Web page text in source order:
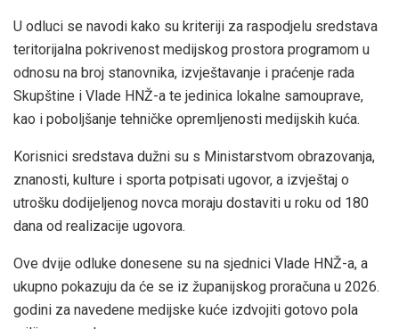
U odluci se navodi kako su kriteriji za raspodjelu sredstava
teritorijalna pokrivenost medijskog prostora programom u
odnosu na broj stanovnika, izvještavanje i praćenje rada
Skupštine i Vlade HNŽ-a te jedinica lokalne samouprave,
kao i poboljšanje tehničke opremljenosti medijskih kuća.
Korisnici sredstava dužni su s Ministarstvom obrazovanja,
znanosti, kulture i sporta potpisati ugovor, a izvještaj o
utrošku dodijeljenog novca moraju dostaviti u roku od 180
dana od realizacije ugovora.
Ove dvije odluke donesene su na sjednici Vlade HNŽ-a, a
ukupno pokazuju da će se iz županijskog proračuna u 2026.
godini za navedene medijske kuće izdvojiti gotovo pola